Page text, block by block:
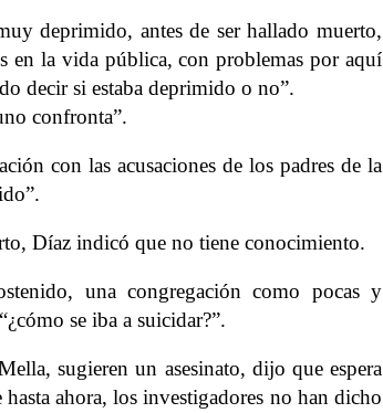
deprimido, antes de ser hallado muerto,
en la vida pública, con problemas por aquí
decir si estaba deprimido o no”.
confronta”.
con las acusaciones de los padres de la
Díaz indicó que no tiene conocimiento.
una congregación como pocas y
se iba a suicidar?”.
sugieren un asesinato, dijo que espera
ahora, los investigadores no han dicho